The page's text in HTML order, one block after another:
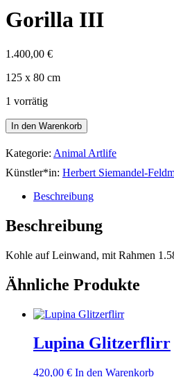
Gorilla III
1.400,00 €
125 x 80 cm
1 vorrätig
Gorilla
III
Menge
In den Warenkorb
Kategorie: Animal Artlife
Künstler*in: Herbert Siemandel-
Beschreibung
Beschreibung
Kohle auf Leinwand, mit Rahmen
Ähnliche Produkte
Lupina Glitzerflirr
420,00 € In den Warenkorb